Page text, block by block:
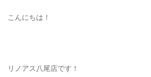
LADIES : レディース
こんにちは！
リノアス八尾店です！